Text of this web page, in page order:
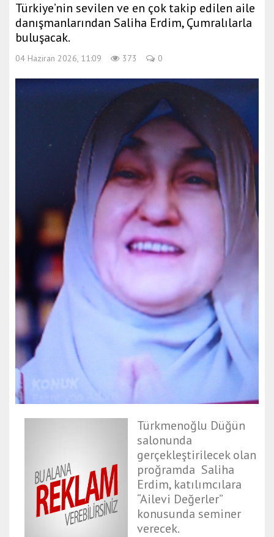
Türkiye’nin sevilen ve en çok takip edilen aile
danışmanlarından Saliha Erdim, Çumralılarla
buluşacak.
04 Haziran 2026, 11:09 373 0
Türkmenoğlu Düğün
salonunda
gerçekleştirilecek olan
proğramda Saliha
Erdim, katılımcılara
“Ailevi Değerler”
konusunda seminer
verecek.